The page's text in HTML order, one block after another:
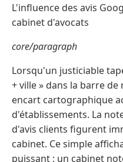
L'influence des avis
cabinet d'avocats
core/paragraph
Lorsqu'un justiciable
+ ville » dans la barre
encart cartographique
d'établissements. La
d'avis clients figurent
cabinet. Ce simple
puissant : un cabinet